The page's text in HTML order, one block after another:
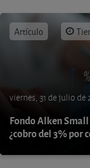
Artículo
viernes, 31 de julio de
Fondo Alken Small
¿cobro del 3% por